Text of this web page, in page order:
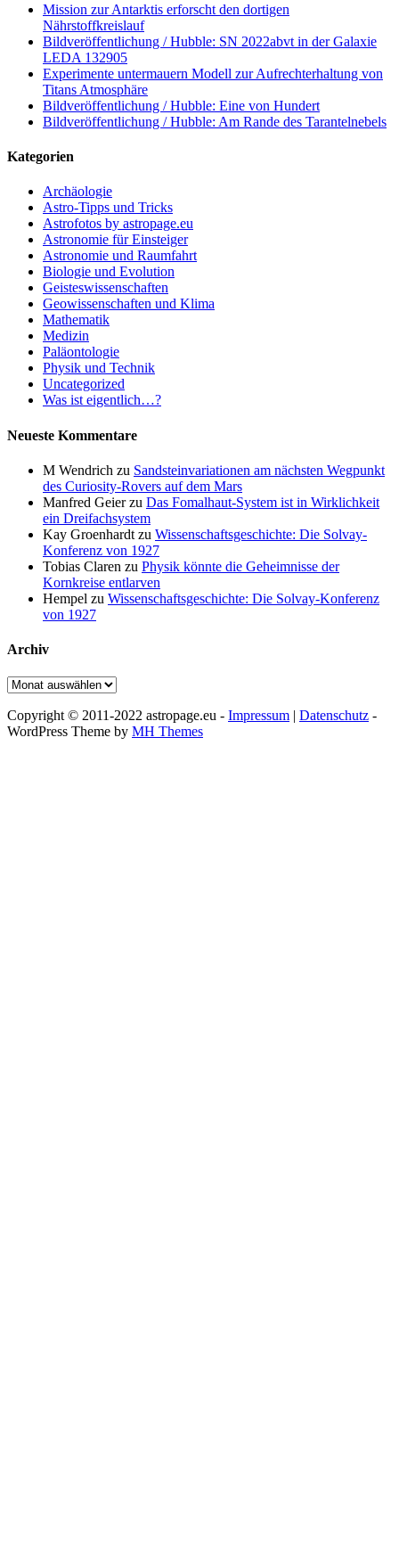
Mission zur Antarktis erforscht den dortigen
Nährstoffkreislauf
Bildveröffentlichung / Hubble: SN 2022abvt in der Galaxie
LEDA 132905
Experimente untermauern Modell zur Aufrechterhaltung von
Titans Atmosphäre
Bildveröffentlichung / Hubble: Eine von Hundert
Bildveröffentlichung / Hubble: Am Rande des Tarantelnebels
Kategorien
Archäologie
Astro-Tipps und Tricks
Astrofotos by astropage.eu
Astronomie für Einsteiger
Astronomie und Raumfahrt
Biologie und Evolution
Geisteswissenschaften
Geowissenschaften und Klima
Mathematik
Medizin
Paläontologie
Physik und Technik
Uncategorized
Was ist eigentlich…?
Neueste Kommentare
M Wendrich zu Sandsteinvariationen am nächsten Wegpunkt
des Curiosity-Rovers auf dem Mars
Manfred Geierzu Das Fomalhaut-System ist in Wirklichkeit
ein Dreifachsystem
Kay Groenhardt zu Wissenschaftsgeschichte: Die Solvay-
Konferenz von 1927
Tobias Claren zu Physik könnte die Geheimnisse der
Kornkreise entlarven
Hempel zu Wissenschaftsgeschichte: Die Solvay-Konferenz
von 1927
Archiv
Archiv
Copyright © 2011-2022 astropage.eu - Impressum | Datenschutz -
WordPress Theme by MH Themes